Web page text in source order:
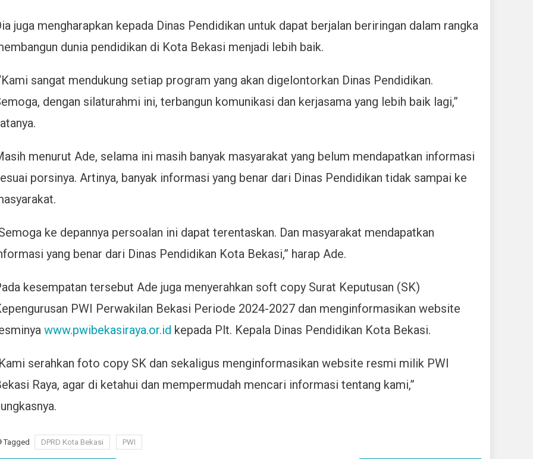
juga mengharapkan kepada Dinas Pendidikan untuk dapat berjalan beriringan dalam rangka
dunia pendidikan di Kota Bekasi menjadi lebih baik.
sangat mendukung setiap program yang akan digelontorkan Dinas Pendidikan.
dengan silaturahmi ini, terbangun komunikasi dan kerjasama yang lebih baik lagi,”
menurut Ade, selama ini masih banyak masyarakat yang belum mendapatkan informasi
porsinya. Artinya, banyak informasi yang benar dari Dinas Pendidikan tidak sampai ke
ke depannya persoalan ini dapat terentaskan. Dan masyarakat mendapatkan
yang benar dari Dinas Pendidikan Kota Bekasi,” harap Ade.
kesempatan tersebut Ade juga menyerahkan soft copy Surat Keputusan (SK)
PWI Perwakilan Bekasi Periode 2024-2027 dan menginformasikan website
www.pwibekasiraya.or.id kepada Plt. Kepala Dinas Pendidikan Kota Bekasi.
serahkan foto copy SK dan sekaligus menginformasikan website resmi milik PWI
Raya, agar di ketahui dan mempermudah mencari informasi tentang kami,”
Tagged DPRD Kota Bekasi PWI